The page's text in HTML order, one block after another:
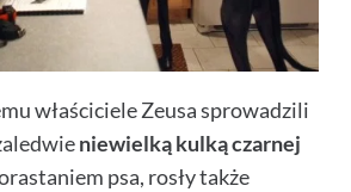
właściciele Zeusa sprowadzili
niewielką kulką czarnej
psa, rosły także